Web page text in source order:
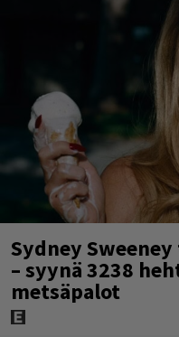
Sydney
– syynä 3238
metsäpalot